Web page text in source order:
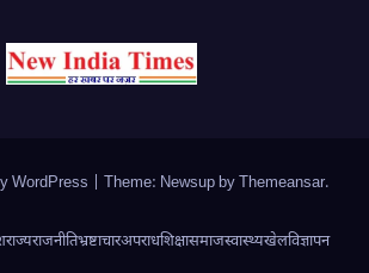
WordPress Theme: Newsup byThemeansar.
राज्यराजनीतिभ्रष्टाचारअपराधशिक्षासमाजस्वास्थ्यखेलविज्ञापन